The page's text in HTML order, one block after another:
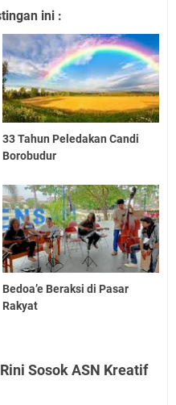
ini :
33 Tahun Peledakan Candi
Borobudur
Bedoa’e Beraksi di Pasar
Rakyat
Sosok ASN Kreatif